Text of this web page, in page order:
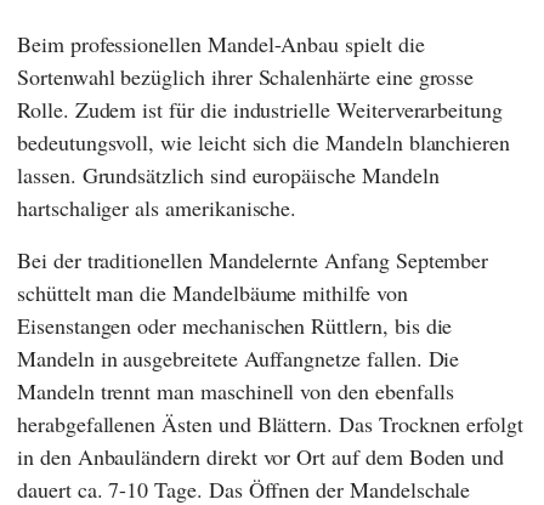
Beim professionellen Mandel-Anbau spielt die
Sortenwahl bezüglich ihrer Schalenhärte eine grosse
Rolle. Zudem ist für die industrielle Weiterverarbeitung
bedeutungsvoll, wie leicht sich die Mandeln blanchieren
lassen. Grundsätzlich sind europäische Mandeln
hartschaliger als amerikanische.
Bei der traditionellen Mandelernte Anfang September
schüttelt man die Mandelbäume mithilfe von
Eisenstangen oder mechanischen Rüttlern, bis die
Mandeln in ausgebreitete Auffangnetze fallen. Die
Mandeln trennt man maschinell von den ebenfalls
herabgefallenen Ästen und Blättern. Das Trocknen erfolgt
in den Anbauländern direkt vor Ort auf dem Boden und
dauert ca. 7-10 Tage. Das Öffnen der Mandelschale